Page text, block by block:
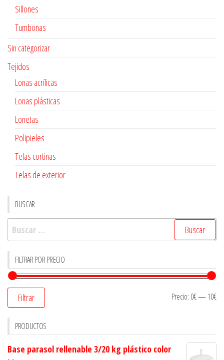
Sillones
Tumbonas
Sin categorizar
Tejidos
Lonas acrílicas
Lonas plásticas
Lonetas
Polipieles
Telas cortinas
Telas de exterior
BUSCAR
Buscar:
FILTRAR POR PRECIO
Filtrar Precio: 0€— 10€
PRODUCTOS
Base parasol rellenable 3/20 kg plástico color